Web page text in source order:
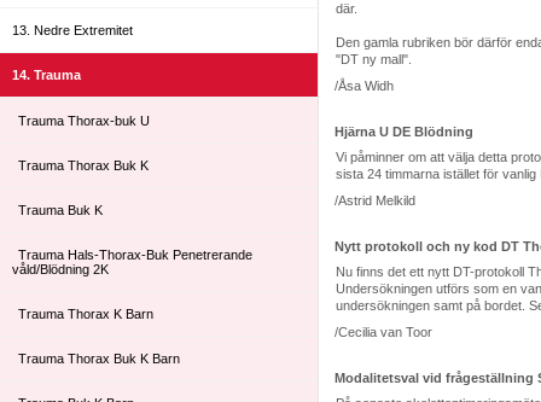
13. Nedre Extremitet
14. Trauma
Trauma Thorax-buk U
Trauma Thorax Buk K
Trauma Buk K
Trauma Hals-Thorax-Buk Penetrerande
våld/Blödning 2K
Trauma Thorax K Barn
Trauma Thorax Buk K Barn
där.
Den gamla rubriken bör därför
"DT ny mall".
/Åsa Widh
Hjärna U DE Blödning
Vi påminner om att välja detta
sista 24 timmarna istället för
/Astrid Melkild
Nytt protokoll och ny kod DT
Nu finns det ett nytt DT-protokoll
Undersökningen utförs som en
undersökningen samt på bordet.
/Cecilia van Toor
Modalitetsval vid frågeställning